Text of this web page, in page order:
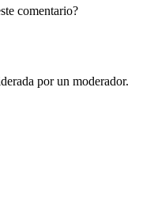
comentario?
por un moderador.